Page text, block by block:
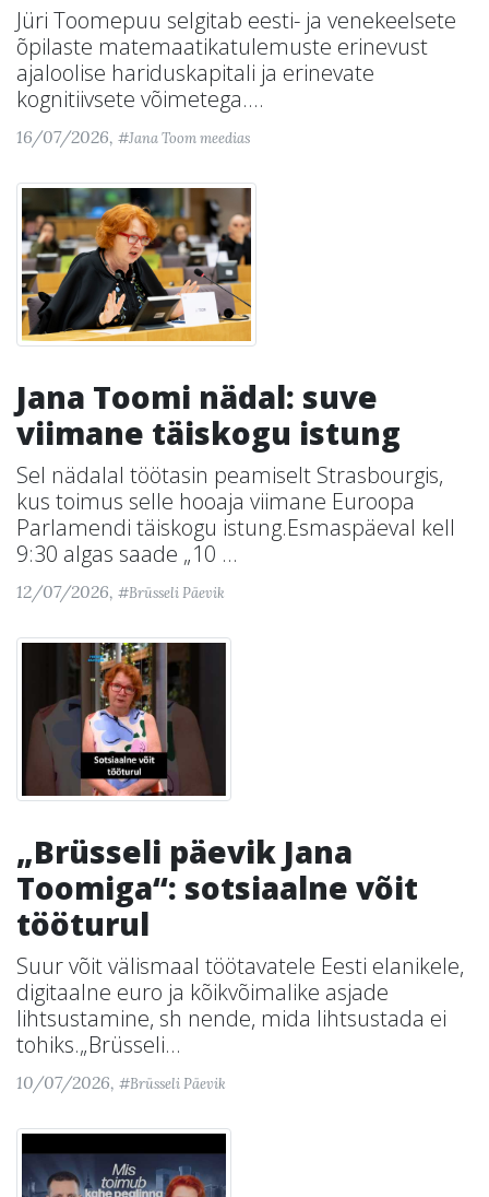
Jüri Toomepuu selgitab eesti- ja venekeelsete
õpilaste matemaatikatulemuste erinevust
ajaloolise hariduskapitali ja erinevate
kognitiivsete võimetega....
16/07/2026, #Jana Toom meedias
Jana Toomi nädal: suve
viimane täiskogu istung
Sel nädalal töötasin peamiselt Strasbourgis,
kus toimus selle hooaja viimane Euroopa
Parlamendi täiskogu istung.Esmaspäeval kell
9:30 algas saade „10 ...
12/07/2026, #Brüsseli Päevik
„Brüsseli päevik Jana
Toomiga“: sotsiaalne võit
tööturul
Suur võit välismaal töötavatele Eesti elanikele,
digitaalne euro ja kõikvõimalike asjade
lihtsustamine, sh nende, mida lihtsustada ei
tohiks.„Brüsseli...
10/07/2026, #Brüsseli Päevik